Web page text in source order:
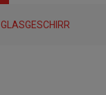
GLASGESCHIRR